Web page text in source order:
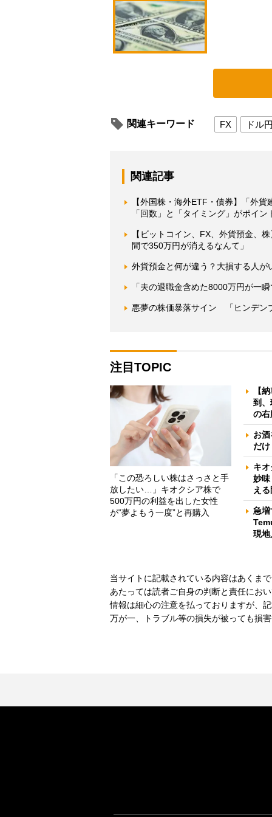
関連キーワード FX ドル
関連記事
【外国株・海外ETF・債券】「外
「回数」と「タイミング」がポイン
【ビットコイン、FX、外貨預金、
間で350万円が消えるなんて」
外貨預金と何が違う？大損する人
「夫の退職金含めた8000万円が一
悪夢の株価暴落サイン 「ヒンデン
注目TOPIC
「この恐ろしい株はさっさと手
放したい…」キオクシア株で
500万円の利益を出した女性
が“夢よもう一度”と再購入
【
到
の右
お
だ
キ
妙
え
急
現地
当サイトに記載されている内容はあくま
あたっては読者ご自身の判断と責任にお
情報は細心の注意を払っておりますが、
万が一、トラブル等の損失が被っても損